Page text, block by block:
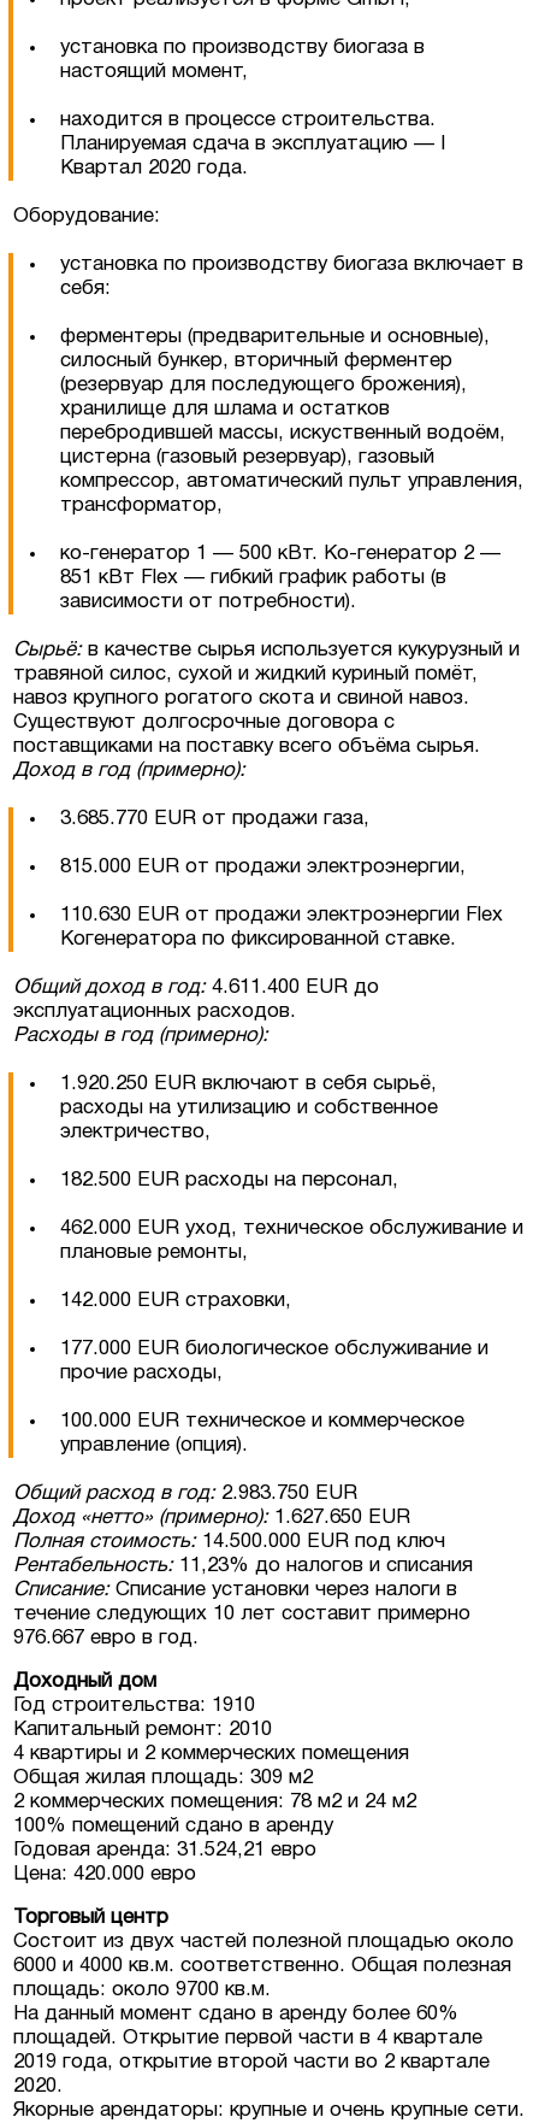
установка по производству биогаза в
настоящий момент,
находится в процессе строительства.
Планируемая сдача в эксплуатацию — I
Квартал 2020 года.
Оборудование:
установка по производству биогаза включает в
себя:
ферментеры (предварительные и основные),
силосный бункер, вторичный ферментер
(резервуар для последующего брожения),
хранилище для шлама и остатков
перебродившей массы, искуственный водоём,
цистерна (газовый резервуар), газовый
компрессор, автоматический пульт управления,
трансформатор,
ко-генератор 1 — 500 кВт. Ко-генератор 2 —
851 кВт Flex — гибкий график работы (в
зависимости от потребности).
Сырьё:в качестве сырья используется кукурузный и
травяной силос, сухой и жидкий куриный помёт,
навоз крупного рогатого скота и свиной навоз.
Существуют долгосрочные договора с
поставщиками на поставку всего объёма сырья.
Доход в год (примерно):
3.685.770 EUR от продажи газа,
815.000 EUR от продажи электроэнергии,
110.630 EUR от продажи электроэнергии Flex
Когенератора по фиксированной ставке.
Общий доход в год:4.611.400 EUR до
эксплуатационных расходов.
Расходы в год (примерно):
1.920.250 EUR включают в себя сырьё,
расходы на утилизацию и собственное
электричество,
182.500 EUR расходы на персонал,
462.000 EUR уход, техническое обслуживание и
плановые ремонты,
142.000 EUR страховки,
177.000 EUR биологическое обслуживание и
прочие расходы,
100.000 EUR техническое и коммерческое
управление (опция).
Общий расход в год:2.983.750 EUR
Доход «нетто» (примерно):1.627.650 EUR
Полная стоимость:14.500.000 EUR под ключ
Рентабельность:11,23% до налогов и списания
Списание:Списание установки через налоги в
течение следующих 10 лет составит примерно
976.667 евро в год.
Доходный дом
Год строительства: 1910
Капитальный ремонт: 2010
4 квартиры и 2 коммерческих помещения
Общая жилая площадь: 309 м2
2 коммерческих помещения: 78 м2 и 24 м2
100% помещений сдано в аренду
Годовая аренда: 31.524,21 евро
Цена: 420.000 евро
Торговый центр
Состоит из двух частей полезной площадью около
6000 и 4000 кв.м. соответственно. Общая полезная
площадь: около 9700 кв.м.
На данный момент сдано в аренду более 60%
площадей. Открытие первой части в 4 квартале
2019 года, открытие второй части во 2 квартале
2020.
Якорные арендаторы: крупные и очень крупные сети.
Соглашаюсь на обработку персональных
данных